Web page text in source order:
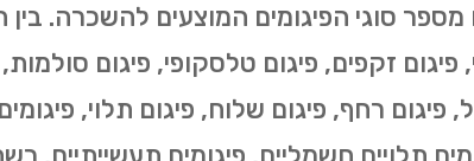
פיגום זקפים, פיגום טלסקופי, פיגום
פיגום רחף, פיגום שלוח, פיגום תלוי, פיגומים